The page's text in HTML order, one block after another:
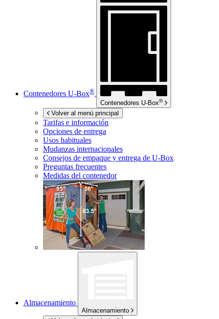
Contenedores U-Box®
Contenedores U-Box®
Volver al menú principal
Tarifas e información
Opciones de entrega
Usos habituales
Mudanzas internacionales
Consejos de empaque y entrega de U-Box
Preguntas frecuentes
Medidas del contenedor
Almacenamiento
Almacenamiento